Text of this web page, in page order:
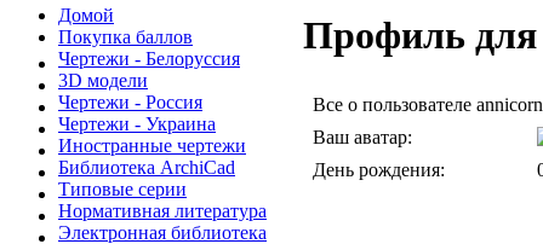
Домой
Покупка баллов
Чертежи - Белоруссия
3D модели
Чертежи - Россия
Чертежи - Украина
Иностранные чертежи
Библиотека ArchiCad
Типовые серии
Нормативная литература
Электронная библиотека
Профиль
Все о пользователе
Ваш аватар:
День рождения: